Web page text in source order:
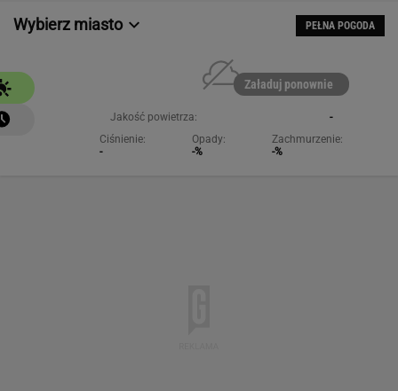
Wybierz miasto PEŁNA POGODA
Załaduj ponownie
Jakość powietrza:
-
Ciśnienie:
-
Opady:
-%
Zachmurzenie:
-%